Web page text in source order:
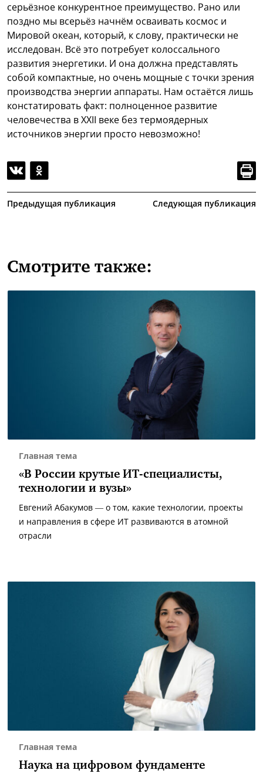
серьёзное конкурентное преимущество. Рано или
поздно мы всерьёз начнём осваивать космос и
Мировой океан, который, к слову, практически не
исследован. Всё это потребует колоссального
развития энергетики. И она должна представлять
собой компактные, но очень мощные с точки зрения
производства энергии аппараты. Нам остаётся лишь
констатировать факт: полноценное развитие
человечества в XXII веке без термоядерных
источников энергии просто невозможно!
Предыдущая публикация Следующая публикация
Смотрите также:
Главная тема
«В России крутые ИТ-специалисты,
технологии и вузы»
Евгений Абакумов — о том, какие технологии, проекты
и направления в сфере ИТ развиваются в атомной
отрасли
Главная тема
Наука на цифровом фундаменте